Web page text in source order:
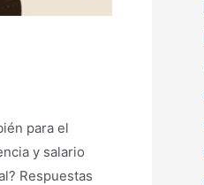
para el
y salario
Respuestas